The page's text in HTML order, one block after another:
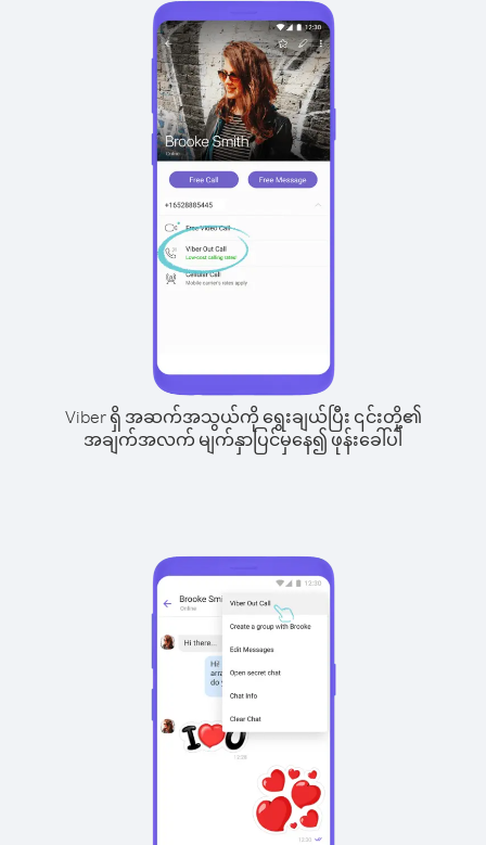
Viber ရှိ အဆက်အသွယ်ကို ရွေးချယ်ပြီး ၎င်းတို့၏
အချက်အလက် မျက်နှာပြင်မှနေ၍ ဖုန်းခေါ်ပါ